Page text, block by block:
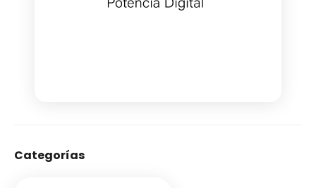
Categorías